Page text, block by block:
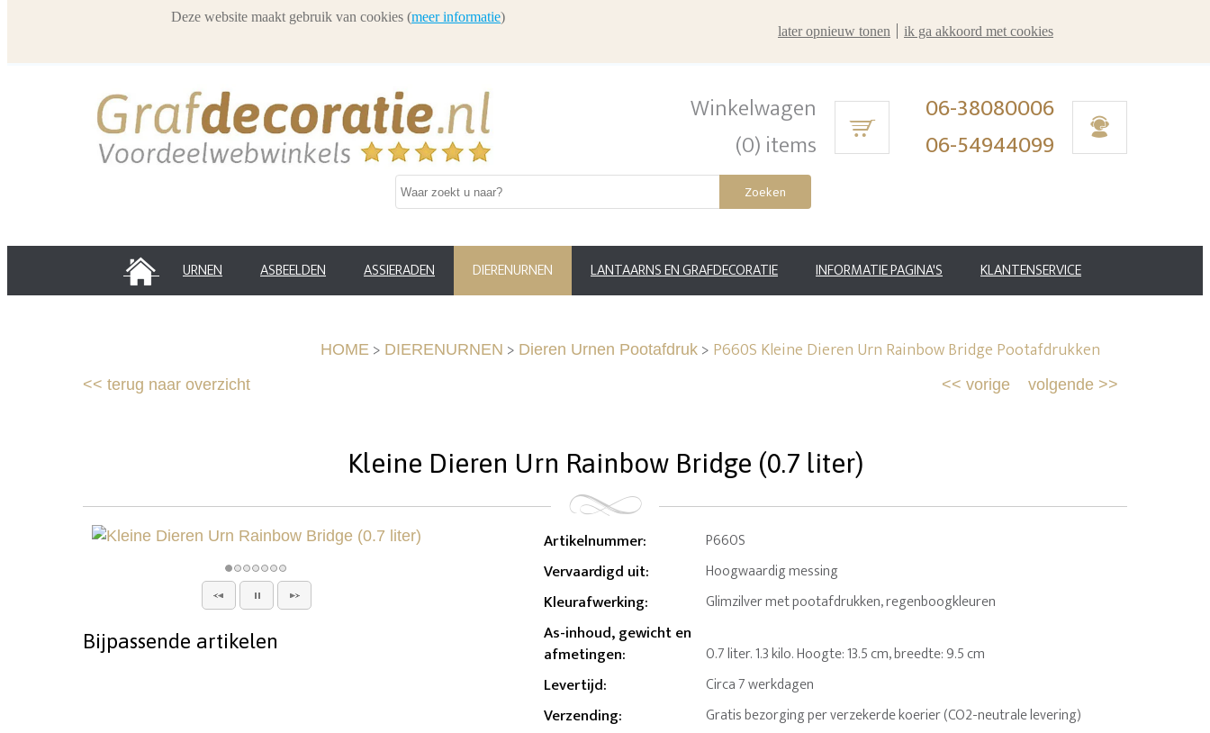
Winkelwagen
(0) items
06-38080006
06-54944099
Zoeken
HOME URNEN ASBEELDEN ASSIERADEN DIERENURNEN LANTAARNS EN GRAFDECORATIE INFORMATIE PAGINA'S KLANTENSERVICE
HOME > DIERENURNEN > Dieren Urnen Pootafdruk > P660S Kleine Dieren Urn Rainbow Bridge Pootafdrukken
<< terug naar overzicht volgende >>
<< vorige
Kleine Dieren Urn Rainbow Bridge (0.7 liter)
Artikelnummer: P660S
Vervaardigd uit: Hoogwaardig messing
Kleurafwerking: Glimzilver met pootafdrukken, regenboogkleuren
As-inhoud, gewicht en
afmetingen: 0.7 liter. 1.3 kilo. Hoogte: 13.5 cm, breedte: 9.5 cm
Levertijd: Circa 7 werkdagen
Verzending: Gratis bezorging per verzekerde koerier (CO2-neutrale levering)
Bijpassende artikelen
Deze website maakt gebruik van cookies (meer informatie)
later opnieuw tonen
ik ga akkoord met cookies